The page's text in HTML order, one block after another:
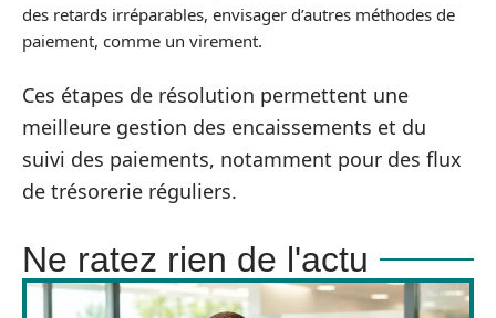
des retards irréparables, envisager d’autres méthodes de
paiement, comme un virement.
Ces étapes de résolution permettent une
meilleure gestion des encaissements et du
suivi des paiements, notamment pour des flux
de trésorerie réguliers.
Ne ratez rien de l'actu